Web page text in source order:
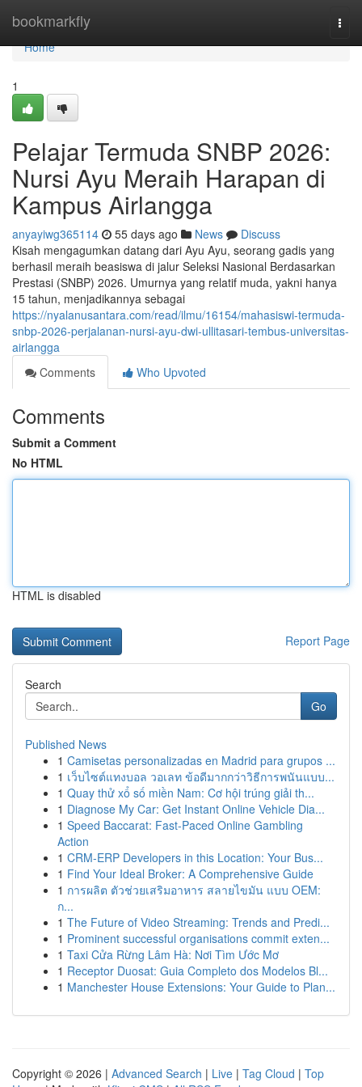
bookmarkfly
Home
Home
1
Pelajar Termuda SNBP 2026:
Nursi Ayu Meraih Harapan di
Kampus Airlangga
anyayiwg365114 55 days ago News
Discuss
Kisah mengagumkan datang dari Ayu Ayu, seorang gadis yang
berhasil meraih beasiswa di jalur Seleksi Nasional Berdasarkan
Prestasi (SNBP) 2026. Umurnya yang relatif muda, yakni hanya
15 tahun, menjadikannya sebagai
https://nyalanusantara.com/read/ilmu/16154/mahasiswi-termuda-
snbp-2026-perjalanan-nursi-ayu-dwi-ullitasari-tembus-universitas-
airlangga
Comments
Who Upvoted
Comments
Submit a Comment
No HTML
HTML is disabled
Report Page
Search
Go
Published News
1 Camisetas personalizadas en Madrid para grupos ...
1 เว็บไซต์แทงบอล วอเลท ข้อดีมากกว่าวิธีการพนันแบบ...
1 Quay thử xổ số miền Nam: Cơ hội trúng giải th...
1 Diagnose My Car: Get Instant Online Vehicle Dia...
1 Speed Baccarat: Fast-Paced Online Gambling
Action
1 CRM-ERP Developers in this Location: Your Bus...
1 Find Your Ideal Broker: A Comprehensive Guide
1 การผลิต ตัวช่วยเสริมอาหาร สลายไขมัน แบบ OEM:
ก...
1 The Future of Video Streaming: Trends and Predi...
1 Prominent successful organisations commit exten...
1 Taxi Cửa Rừng Lâm Hà: Nơi Tìm Ước Mơ
1 Receptor Duosat: Guia Completo dos Modelos Bl...
1 Manchester House Extensions: Your Guide to Plan...
Copyright © 2026 | Advanced Search | Live | Tag Cloud | Top